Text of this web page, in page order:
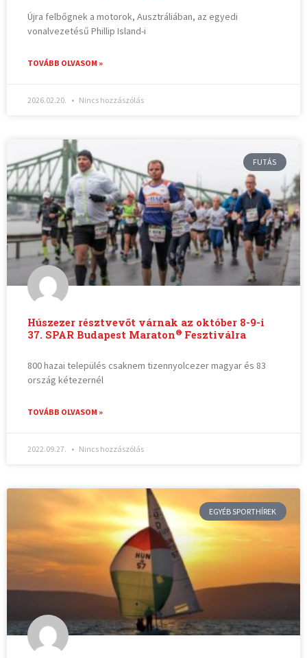
Újra felbőgnek a motorok, Ausztráliában, az egyedi
vonalvezetésű Phillip Island-i
TOVÁBB OLVASOM »
2026.02.20. Nincs hozzászólás
FUTÁS
Húszezer résztvevőt várnak az október 8-9-i
37. SPAR Budapest Maraton® Fesztiválra
800 hazai település csaknem tizennyolcezer magyar és 83
ország kétezernél
TOVÁBB OLVASOM »
2022.09.27. Nincs hozzászólás
EGYÉB SPORTHÍREK